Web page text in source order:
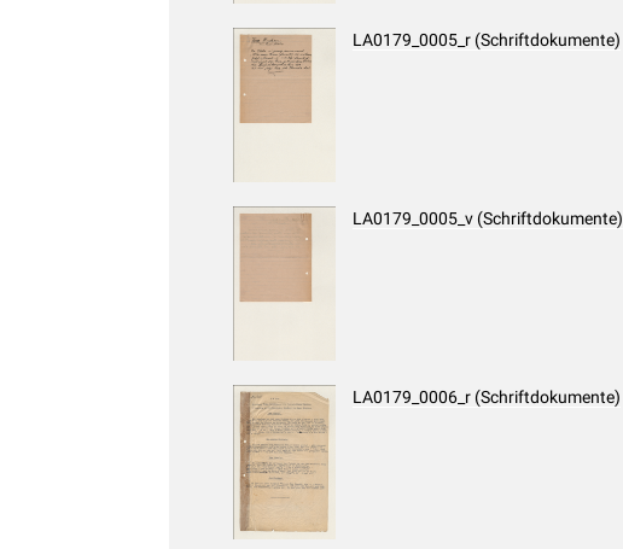
LA0179_0005_r (Schriftdokumente)
LA0179_0005_v (Schriftdokumente)
LA0179_0006_r (Schriftdokumente)